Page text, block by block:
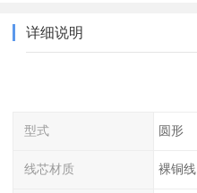
详细说明
型式 圆形
线芯材质 裸铜线